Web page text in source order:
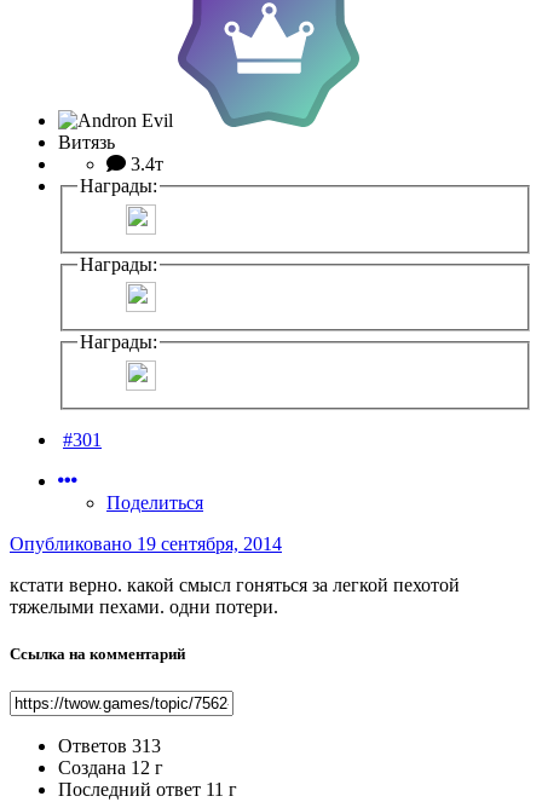
Витязь
3.4т
Награды:
Награды:
Награды:
#301
Поделиться
Опубликовано 19 сентября, 2014
кстати верно. какой смысл гоняться за легкой пехотой
тяжелыми пехами. одни потери.
Ссылка на комментарий
Ответов 313
Создана 12 г
Последний ответ 11 г